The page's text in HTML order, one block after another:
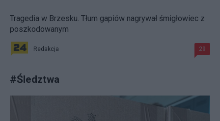
Tragedia w Brzesku. Tłum gapiów nagrywał śmigłowiec z
poszkodowanym
Redakcja 29
#Śledztwa